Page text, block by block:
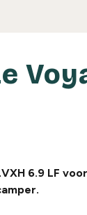
6.9 LF